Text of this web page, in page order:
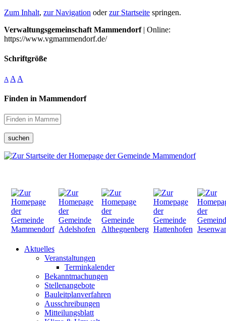
Zum Inhalt, zur Navigation oderzur Startseite springen.
Verwaltungsgemeinschaft Mammendorf| Online:
https://www.vgmammendorf.de/
Schriftgröße
A A A
Finden in Mammendorf
suchen
Aktuelles
Veranstaltungen
Terminkalender
Bekanntmachungen
Stellenangebote
Bauleitplanverfahren
Ausschreibungen
Mitteilungsblatt